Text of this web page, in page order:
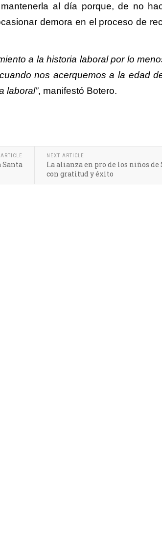
al día porque, de no
demora en el proceso de
a la historia laboral por lo
nos acerquemos a la edad
laboral”, manifestó Botero.
Santa
NEXT ARTICLE
La alianza en pro de los niños de
con gratitud y éxito